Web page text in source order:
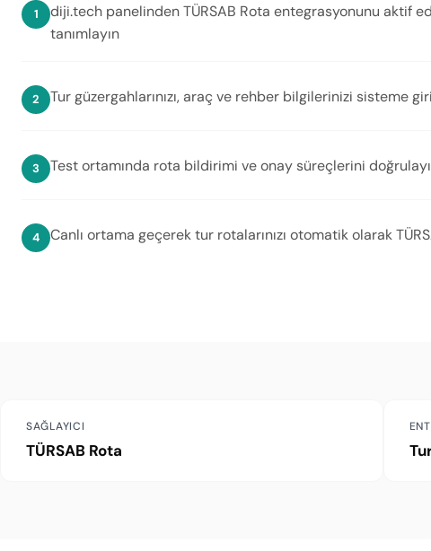
diji.tech panelinden TÜRSAB Rota entegrasyonunu aktif
tanımlayın
Tur güzergahlarınızı, araç ve rehber bilgilerinizi sisteme
Test ortamında rota bildirimi ve onay süreçlerini
Canlı ortama geçerek tur rotalarınızı otomatik olarak
SAĞLAYICI
TÜRSAB Rota